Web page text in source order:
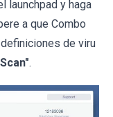
launchpad y haga
a que Combo
de viru
.